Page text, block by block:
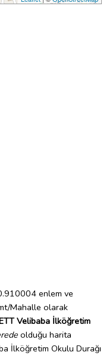
enlem ve
Mahalle olarak
Velibaba İlköğretim
olduğu harita
İlköğretim Okulu Durağı